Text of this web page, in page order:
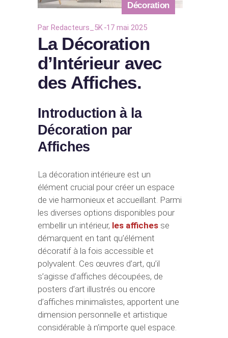
Décoration
Par Redacteurs_5K 17 mai 2025
La Décoration
d’Intérieur avec
des Affiches.
Introduction à la
Décoration par
Affiches
La décoration intérieure est un
élément crucial pour créer un espace
de vie harmonieux et accueillant. Parmi
les diverses options disponibles pour
embellir un intérieur, les affiches se
démarquent en tant qu’élément
décoratif à la fois accessible et
polyvalent. Ces œuvres d’art, qu’il
s’agisse d’affiches découpées, de
posters d’art illustrés ou encore
d’affiches minimalistes, apportent une
dimension personnelle et artistique
considérable à n’importe quel espace.